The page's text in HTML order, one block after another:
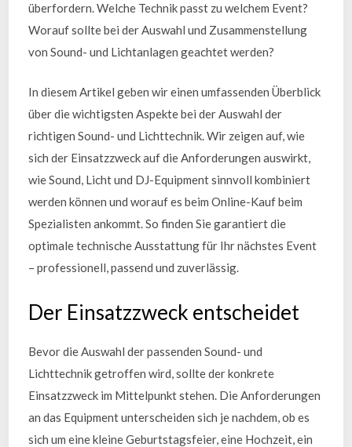
überfordern. Welche Technik passt zu welchem Event?
Worauf sollte bei der Auswahl und Zusammenstellung
von Sound- und Lichtanlagen geachtet werden?
In diesem Artikel geben wir einen umfassenden Überblick
über die wichtigsten Aspekte bei der Auswahl der
richtigen Sound- und Lichttechnik. Wir zeigen auf, wie
sich der Einsatzzweck auf die Anforderungen auswirkt,
wie Sound, Licht und DJ-Equipment sinnvoll kombiniert
werden können und worauf es beim Online-Kauf beim
Spezialisten ankommt. So finden Sie garantiert die
optimale technische Ausstattung für Ihr nächstes Event
– professionell, passend und zuverlässig.
Der Einsatzzweck entscheidet
Bevor die Auswahl der passenden Sound- und
Lichttechnik getroffen wird, sollte der konkrete
Einsatzzweck im Mittelpunkt stehen. Die Anforderungen
an das Equipment unterscheiden sich je nachdem, ob es
sich um eine kleine Geburtstagsfeier, eine Hochzeit, ein